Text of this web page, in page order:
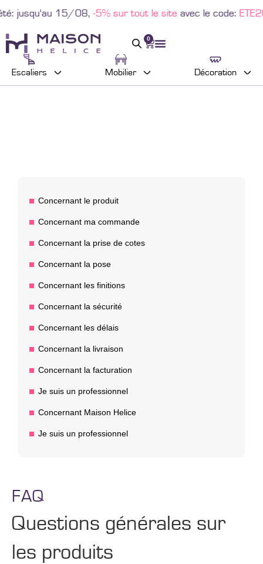
jusqu'au 15/08,-5% sur tout le site avec le code:
0
Escaliers Mobilier Décoration
Concernant le produit
Concernant ma commande
Concernant la prise de cotes
Concernant la pose
Concernant les finitions
Concernant la sécurité
Concernant les délais
Concernant la livraison
Concernant la facturation
Je suis un professionnel
Concernant Maison Helice
Je suis un professionnel
FAQ
Questions générales sur
les produits